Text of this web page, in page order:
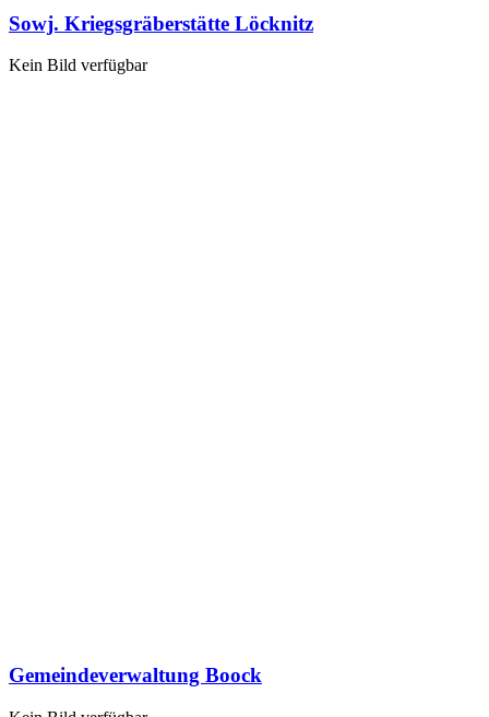
Sowj. Kriegsgräberstätte Löcknitz
Kein Bild verfügbar
Gemeindeverwaltung Boock